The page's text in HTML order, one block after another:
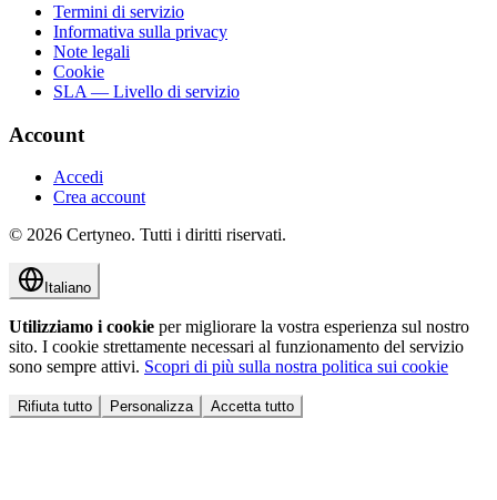
Termini di servizio
Informativa sulla privacy
Note legali
Cookie
SLA — Livello di servizio
Account
Accedi
Crea account
© 2026 Certyneo. Tutti i diritti riservati.
Italiano
Utilizziamo i cookie per migliorare la vostra esperienza sul nostro
sito. I cookie strettamente necessari al funzionamento del servizio
sono sempre attivi. Scopri di più sulla nostra politica sui cookie
Rifiuta tutto Personalizza Accetta tutto